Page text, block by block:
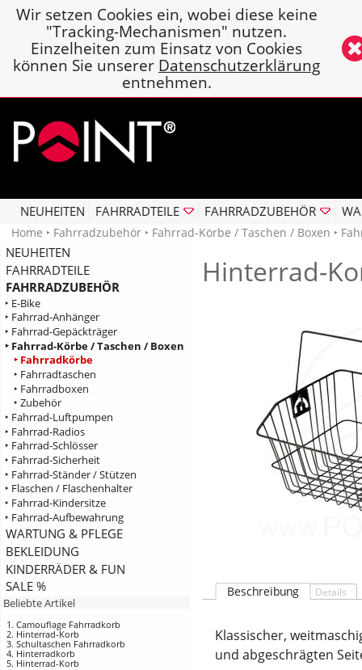
Wir setzen Cookies ein, wobei diese keine
"Tracking-Mechanismen" nutzen.
Einzelheiten zum Einsatz von Cookies
können Sie unserer Datenschutzerklärung
entnehmen.
NEUHEITEN FAHRRADTEILE FAHRRADZUBEHÖR
Home ‣ Fahrradzubehör ‣ Fahrrad-Körbe / Taschen / Boxen ‣
NEUHEITEN
FAHRRADTEILE
FAHRRADZUBEHÖR
‣ E-Bike
‣ Fahrrad-Anhänger
‣ Fahrrad-Gepäckträger
‣ Fahrrad-Körbe / Taschen / Boxen
‣ Fahrradkörbe
‣ Fahrradtaschen
‣ Fahrradboxen
‣ Zubehör
‣ Fahrrad-Luftpumpen
‣ Fahrrad-Radios
‣ Fahrrad-Schlösser
‣ Fahrrad-Sicherheit
‣ Fahrrad-Ständer / Stützen
‣ Flaschen / Flaschenhalter
‣ Fahrrad-Kindersitze
‣ Fahrrad-Aufbewahrung
WARTUNG & PFLEGE
BEKLEIDUNG
KINDERRÄDER & FUN
SALE %
Beliebte Artikel
Camouflage Fahrradkorb
Hinterrad-Korb
Schultaschen Fahrradkorb
Hinterradkorb
Hinterrad-Korb
Hinterrad-
Beschreibung Details
Klassischer,
und abgeschrägten